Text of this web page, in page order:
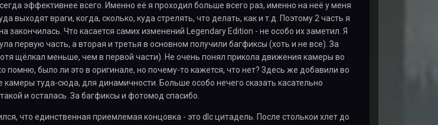
эффективнее всего. Именно её я проходил больше всего раз, именно на неё у меня
выходят враги, когда, сколько, куда стрелять, что делать, как и т.д. Поэтому 2 часть я
закончилась. Что касается самих изменений Legendary Edition - не особо их заметил. Я
первую часть, а вторая и третья в основном получили багфиксы (хоть и не все). За
щёлкал меньше, чем в первой части). Не очень понял прикола движения камеры во
помню, было ли это в оригинале, но почему-то кажется, что нет? Здесь же добавили во
камеры туда-сюда, для динамичности. Больше особо нечего сказать касательно
и осталась. За багфиксы и фотомод спасибо.
что единственная приемлемая концовка - это dlc цитадель. После столькои хлет до